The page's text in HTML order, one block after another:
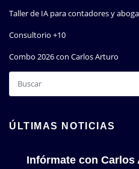
Taller de IA para contadores y
Consultorio +10
Combo 2026 con Carlos Arturo
ÚLTIMAS NOTICIAS
Infórmate con Carlos